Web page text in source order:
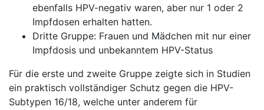
ebenfalls HPV-negativ waren, aber nur 1 oder 2
Impfdosen erhalten hatten.
Dritte Gruppe: Frauen und Mädchen mit nur einer
Impfdosis und unbekanntem HPV-Status
Für die erste und zweite Gruppe zeigte sich in Studien
ein praktisch vollständiger Schutz gegen die HPV-
Subtypen 16/18, welche unter anderem für